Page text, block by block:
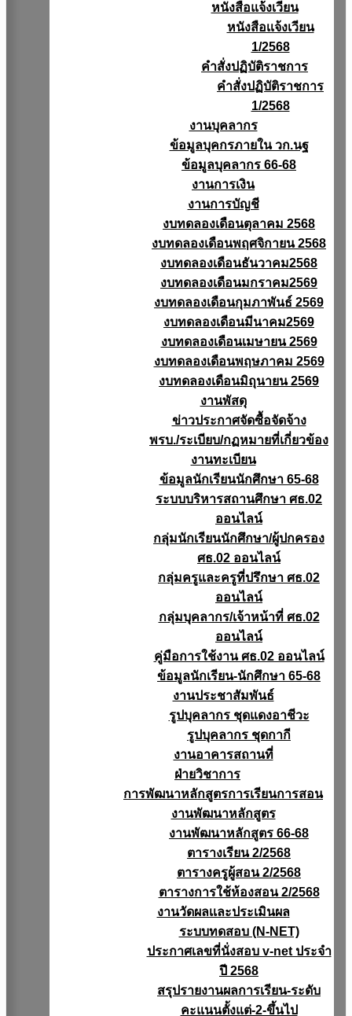
หนังสือแจ้งเวียน
หนังสือเเจ้งเวียน
1/2568
คำสั่งปฏิบัติราชการ
คำสั่งปฏิบัติราชการ
1/2568
งานบุคลากร
ข้อมูลบุคกรภายใน วก.นฐ
ข้อมูลบุคลากร 66-68
งานการเงิน
งานการบัญชี
งบทดลองเดือนตุลาคม 2568
งบทดลองเดือนพฤศจิกายน 2568
งบทดลองเดือนธันวาคม2568
งบทดลองเดือนมกราคม2569
งบทดลองเดือนกุมภาพันธ์ 2569
งบทดลองเดือนมีนาคม2569
งบทดลองเดือนเมษายน 2569
งบทดลองเดือนพฤษภาคม 2569
งบทดลองเดือนมิถุนายน 2569
งานพัสดุ
ข่าวประกาศจัดซื้อจัดจ้าง
พรบ./ระเบียบ/กฏหมายที่เกี่ยวข้อง
งานทะเบียน
ข้อมูลนักเรียนนักศึกษา 65-68
ระบบบริหารสถานศึกษา ศธ.02
ออนไลน์
กลุ่มนักเรียนนักศึกษา/ผู้ปกครอง
ศธ.02 ออนไลน์
กลุ่มครูและครูที่ปรึกษา ศธ.02
ออนไลน์
กลุ่มบุคลากร/เจ้าหน้าที่ ศธ.02
ออนไลน์
คู่มือการใช้งาน ศธ.02 ออนไลน์
ข้อมูลนักเรียน-นักศึกษา 65-68
งานประชาสัมพันธ์
รูปบุคลากร ชุดแดงอาชีวะ
รูปบุคลากร ชุดกากี
งานอาคารสถานที่
ฝ่ายวิชาการ
การพัฒนาหลักสูตรการเรียนการสอน
งานพัฒนาหลักสูตร
งานพัฒนาหลักสูตร 66-68
ตารางเรียน 2/2568
ตารางครูผู้สอน 2/2568
ตารางการใช้ห้องสอน 2/2568
งานวัดผลเเละประเมินผล
ระบบทดสอบ (N-NET)
ประกาศเลขที่นั่งสอบ v-net ประจำ
ปี 2568
สรุปรายงานผลการเรียน-ระดับ
คะแนนตั้งแต่-2-ขึ้นไป